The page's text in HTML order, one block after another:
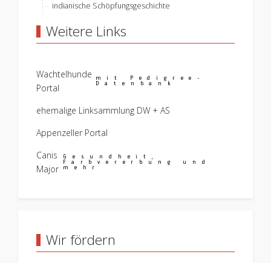
indianische Schöpfungsgeschichte
Weitere Links
Wachtelhunde
Portal
mit Pedigree-
Datenbank
ehemalige Linksammlung DW + AS
Appenzeller Portal
Canis
Major
Gesundheit,
Farbvererbung und
mehr
Wir fördern